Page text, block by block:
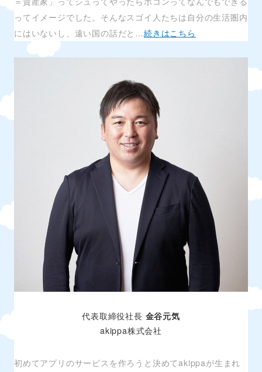
ってイメージでした。そんなスゴイ人たちは自分の生活圏内
にはいないし、遠い国の話だと…続きはこちら
代表取締役社長 金谷元気
akippa株式会社
初めてアプリのサービスを作ろうと決めてakippaが生まれ